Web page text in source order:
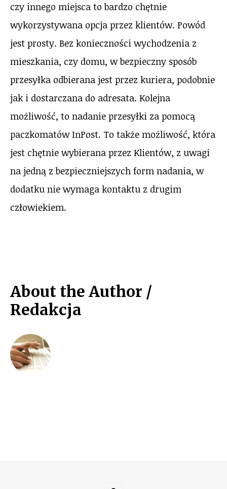
czy innego miejsca to bardzo chętnie
wykorzystywana opcja przez klientów. Powód
jest prosty. Bez konieczności wychodzenia z
mieszkania, czy domu, w bezpieczny sposób
przesyłka odbierana jest przez kuriera, podobnie
jak i dostarczana do adresata. Kolejna
możliwość, to nadanie przesyłki za pomocą
paczkomatów InPost. To także możliwość, która
jest chętnie wybierana przez Klientów, z uwagi
na jedną z bezpieczniejszych form nadania, w
dodatku nie wymaga kontaktu z drugim
człowiekiem.
About the Author /
Redakcja